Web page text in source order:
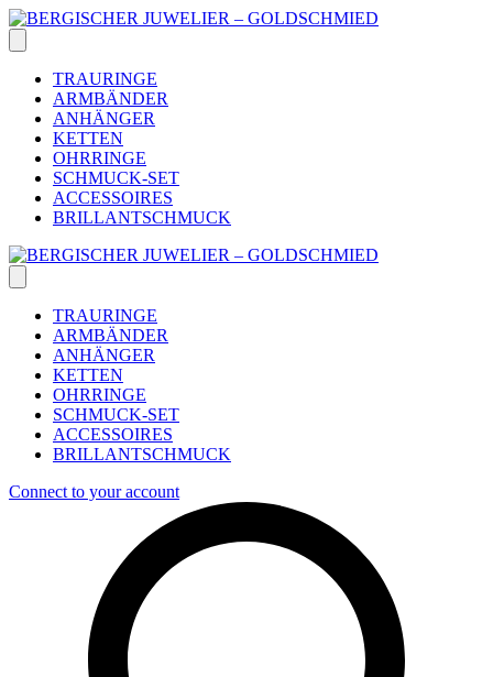
Skip
to
content
TRAURINGE
ARMBÄNDER
ANHÄNGER
KETTEN
OHRRINGE
SCHMUCK-SET
ACCESSOIRES
BRILLANTSCHMUCK
TRAURINGE
ARMBÄNDER
ANHÄNGER
KETTEN
OHRRINGE
SCHMUCK-SET
ACCESSOIRES
BRILLANTSCHMUCK
Connect to your account